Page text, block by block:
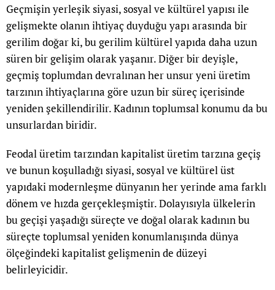
Geçmişin yerleşik siyasi, sosyal ve kültürel yapısı ile
gelişmekte olanın ihtiyaç duyduğu yapı arasında bir
gerilim doğar ki, bu gerilim kültürel yapıda daha uzun
süren bir gelişim olarak yaşanır. Diğer bir deyişle,
geçmiş toplumdan devralınan her unsur yeni üretim
tarzının ihtiyaçlarına göre uzun bir süreç içerisinde
yeniden şekillendirilir. Kadının toplumsal konumu da bu
unsurlardan biridir.
Feodal üretim tarzından kapitalist üretim tarzına geçiş
ve bunun koşulladığı siyasi, sosyal ve kültürel üst
yapıdaki modernleşme dünyanın her yerinde ama farklı
dönem ve hızda gerçekleşmiştir. Dolayısıyla ülkelerin
bu geçişi yaşadığı süreçte ve doğal olarak kadının bu
süreçte toplumsal yeniden konumlanışında dünya
ölçeğindeki kapitalist gelişmenin de düzeyi
belirleyicidir.